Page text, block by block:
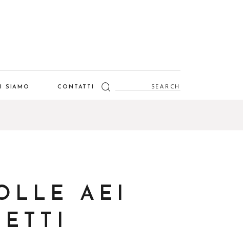
SIAMO CONTATTI Search
for:
AEI